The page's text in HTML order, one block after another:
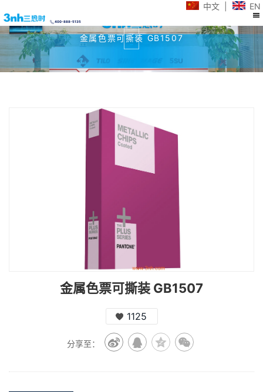
中文| EN
400-888-5135
金属色票可撕装 GB1507
金属色票可撕装 GB1507
1125
分享至：